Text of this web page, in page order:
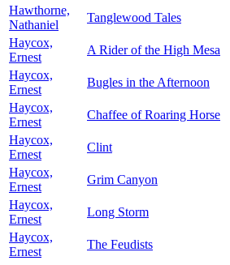
Hawthorne,
Nathaniel
Tanglewood Tales
Haycox,
Ernest
A Rider of the High Mesa
Haycox,
Ernest
Bugles in the Afternoon
Haycox,
Ernest
Chaffee of Roaring Horse
Haycox,
Ernest
Clint
Haycox,
Ernest
Grim Canyon
Haycox,
Ernest
Long Storm
Haycox,
Ernest
The Feudists